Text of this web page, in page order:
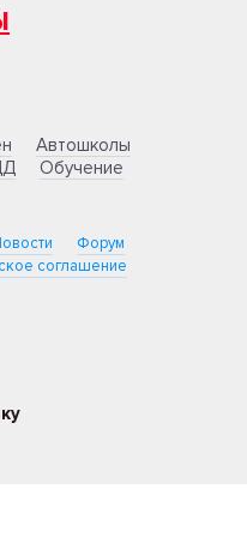
Автошколы
Обучение
Форум
соглашение